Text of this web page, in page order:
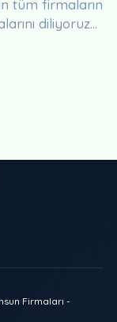
tüm firmaların
diliyoruz...
Firmaları -